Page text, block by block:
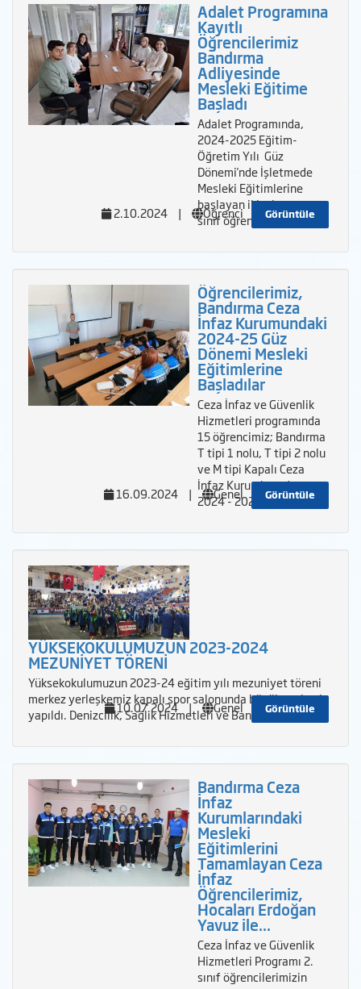
Adalet Programına
Kayıtlı
Öğrencilerimiz
Bandırma
Adliyesinde
Mesleki Eğitime
Başladı
Adalet Programında,
2024-2025 Eğitim-
Öğretim Yılı Güz
Dönemi'nde İşletmede
Mesleki Eğitimlerine
başlayan ikinci
sınıf öğrencilerimiz,&
Görüntüle
2.10.2024 | Öğrenci
Öğrencilerimiz,
Bandırma Ceza
İnfaz Kurumundaki
2024-25 Güz
Dönemi Mesleki
Eğitimlerine
Başladılar
Ceza İnfaz ve Güvenlik
Hizmetleri programında
15 öğrencimiz; Bandırma
T tipi 1 nolu, T tipi 2 nolu
ve M tipi Kapalı Ceza
İnfaz Kurumlarında
2024 - 2025&nbsGörüntüle
16.09.2024 | Genel
YÜKSEKOKULUMUZUN 2023-2024
MEZUNİYET TÖRENİ
Yüksekokulumuzun 2023-24 eğitim yılı mezuniyet töreni
merkez yerleşkemiz kapalı spor salonunda büyük coşkuyla
yapıldı. Denizcilik, Sağlık Hizmetleri ve BandırmaGörüntüle
10.07.2024 | Genel
Bandırma Ceza
İnfaz
Kurumlarındaki
Mesleki
Eğitimlerini
Tamamlayan Ceza
İnfaz
Öğrencilerimiz,
Hocaları Erdoğan
Yavuz ile...
Ceza İnfaz ve Güvenlik
Hizmetleri Programı 2.
sınıf öğrencilerimizin